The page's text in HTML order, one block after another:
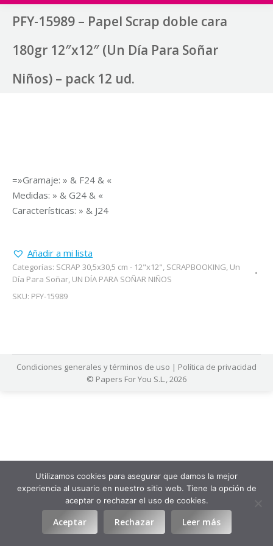
PFY-15989 – Papel Scrap doble cara
180gr 12″x12″ (Un Día Para Soñar
Niños) – pack 12 ud.
=»Gramaje: » & F24 & «
Medidas: » & G24 & «
Características: » & J24
Añadir a mi lista
Categorías: SCRAP 30,5x30,5 cm - 12"x12", SCRAPBOOKING, Un
Día Para Soñar, UN DÍA PARA SOÑAR NIÑOS
SKU: PFY-15989
Condiciones generales y términos de uso | Política de privacidad
© Papers For You S.L., 2026
Utilizamos cookies para asegurar que damos la mejor
experiencia al usuario en nuestro sitio web. Tiene la opción de
aceptar o rechazar el uso de cookies.
Aceptar Rechazar Leer más